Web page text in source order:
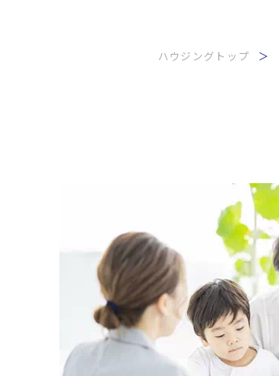
ハウジングトップ